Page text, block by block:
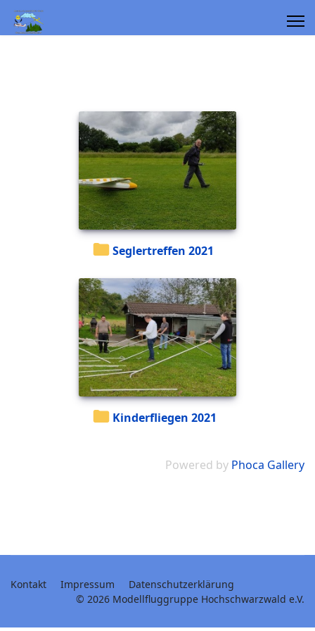
Seglertreffen 2021
Kinderfliegen 2021
Powered by Phoca Gallery
Kontakt Impressum
Datenschutzerklärung
© 2026 Modellfluggruppe Hochschwarzwald e.V.